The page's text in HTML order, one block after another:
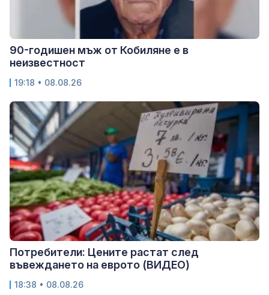
90-годишен мъж от Кобиляне е в
неизвестност
19:18 • 08.08.26
Потребители: Цените растат след
въвеждането на еврото (ВИДЕО)
18:38 • 08.08.26